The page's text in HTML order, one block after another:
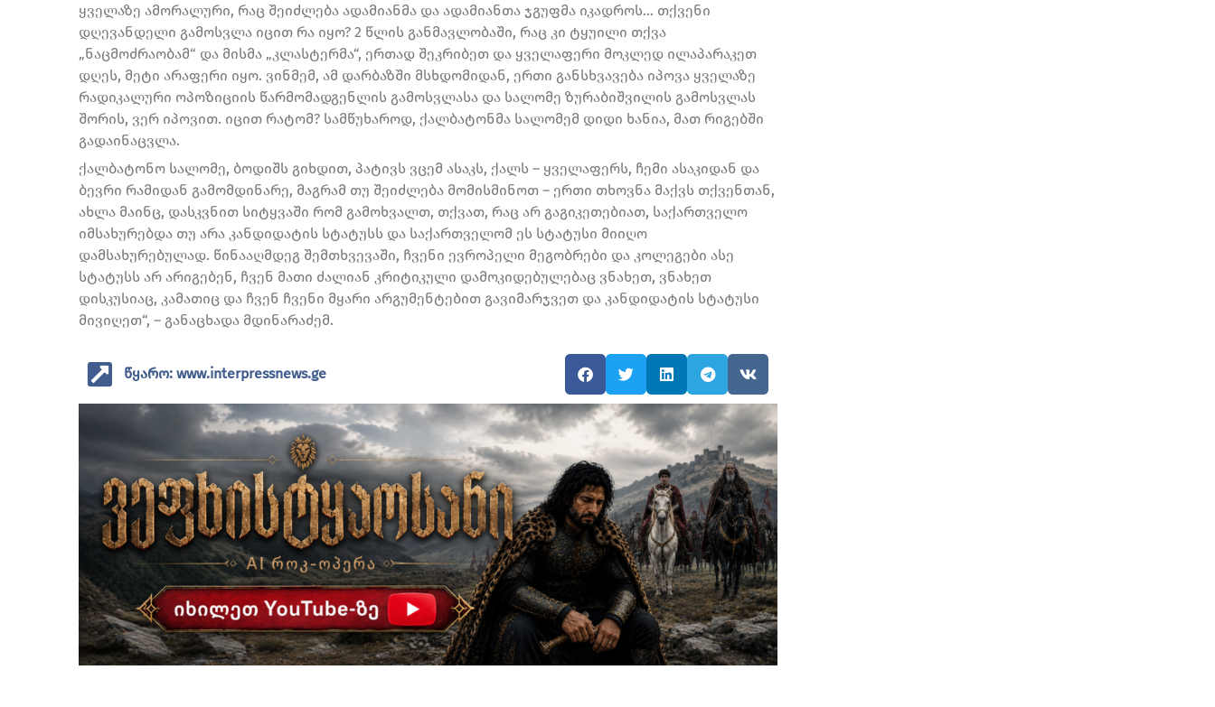
ყველაზე ამორალური, რაც შეიძლება ადამიანმა და ადამიანთა ჯგუფმა იკადროს… თქვენი
დღევანდელი გამოსვლა იცით რა იყო? 2 წლის განმავლობაში, რაც კი ტყუილი თქვა
„ნაცმოძრაობამ“ და მისმა „კლასტერმა“, ერთად შეკრიბეთ და ყველაფერი მოკლედ ილაპარაკეთ
დღეს, მეტი არაფერი იყო. ვინმემ, ამ დარბაზში მსხდომიდან, ერთი განსხვავება იპოვა ყველაზე
რადიკალური ოპოზიციის წარმომადგენლის გამოსვლასა და სალომე ზურაბიშვილის გამოსვლას
შორის, ვერ იპოვით. იცით რატომ? სამწუხაროდ, ქალბატონმა სალომემ დიდი ხანია, მათ რიგებში
გადაინაცვლა.
ქალბატონო სალომე, ბოდიშს გიხდით, პატივს ვცემ ასაკს, ქალს – ყველაფერს, ჩემი ასაკიდან და
ბევრი რამიდან გამომდინარე, მაგრამ თუ შეიძლება მომისმინოთ – ერთი თხოვნა მაქვს თქვენთან,
ახლა მაინც, დასკვნით სიტყვაში რომ გამოხვალთ, თქვათ, რაც არ გაგიკეთებიათ, საქართველო
იმსახურებდა თუ არა კანდიდატის სტატუსს და საქართველომ ეს სტატუსი მიიღო
დამსახურებულად. წინააღმდეგ შემთხვევაში, ჩვენი ევროპელი მეგობრები და კოლეგები ასე
სტატუსს არ არიგებენ, ჩვენ მათი ძალიან კრიტიკული დამოკიდებულებაც ვნახეთ, ვნახეთ
დისკუსიაც, კამათიც და ჩვენ ჩვენი მყარი არგუმენტებით გავიმარჯვეთ და კანდიდატის სტატუსი
მივიღეთ“, – განაცხადა მდინარაძემ.
წყარო: www.interpressnews.ge